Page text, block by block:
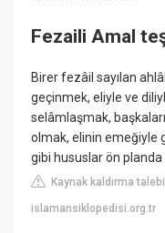
Fezaili Amal
Birer fezâil sayılan
geçinmek, eliyle ve
selâmlaşmak,
olmak, elinin emeğiyle
gibi hususlar ön
Kaynak kaldırma talebi
islamansiklopedisi.org.tr